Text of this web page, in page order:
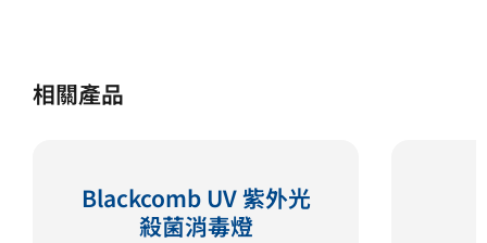
相關產品
Blackcomb UV 紫外光
殺菌消毒燈